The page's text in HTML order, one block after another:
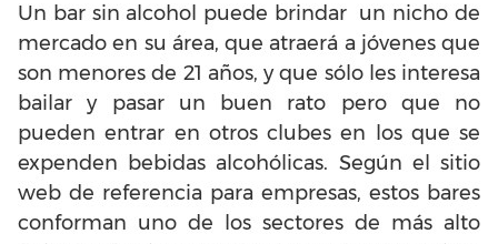
Un bar sin alcohol puede brindar un nicho de
mercado en su área, que atraerá a jóvenes que
son menores de 21 años, y que sólo les interesa
bailar y pasar un buen rato pero que no
pueden entrar en otros clubes en los que se
expenden bebidas alcohólicas. Según el sitio
web de referencia para empresas, estos bares
conforman uno de los sectores de más alto